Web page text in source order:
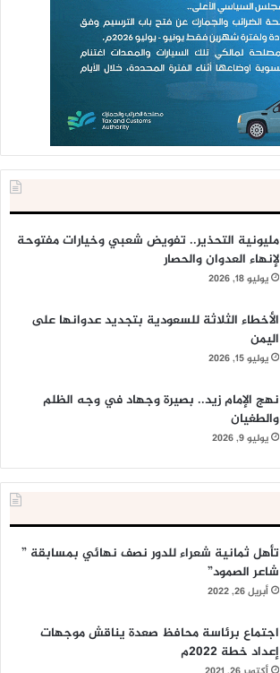
مليونية التحذير.. تفويض شعبي وخيارات مفتوحة
لإنهاء العدوان والحصار
يوليو 18, 2026
الأخطاء الثلاثة للسعودية بتجديد عدوانها على
اليمن
يوليو 15, 2026
نهج الإمام زيد.. بصيرة وجهاد في وجه الظلم
والطغيان
يوليو 9, 2026
تأهل ثمانية شعراء للدور نصف نهائي بمسابقة ”
شاعر الصمود”
أبريل 26, 2022
اجتماع برئاسة محافظ صعدة يناقش موجهات
إعداد خطة 2022م